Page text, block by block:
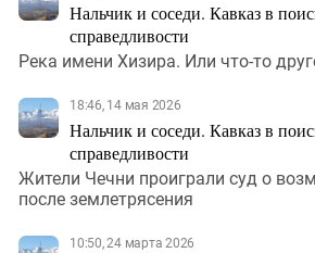
Нальчик и соседи. Кавказ в
справедливости
Река имени Хизира. Или что-то
18:46, 14 мая 2026
Нальчик и соседи. Кавказ в
справедливости
Жители Чечни проиграли суд о
после землетрясения
10:50, 24 марта 2026